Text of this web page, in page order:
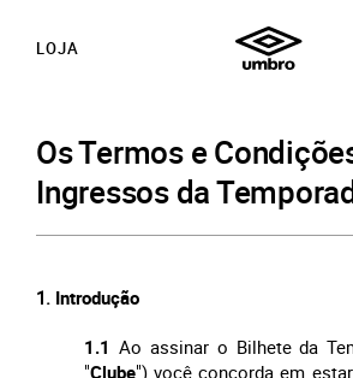
LOJA
Os Termos e
Ingressos da
Introdução
1.1 Ao assinar o Bilhete da
"Clube") você concorda em